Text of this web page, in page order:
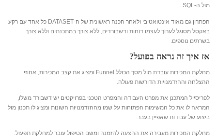
מול ה-SQL .
הפתרון גם מאוד אינטואטיבי ולאחר הכנה ראשונית של ה-DATASET כל אחד עם רקע
באקסל מסוגל לערוך לעצמו דוחות ודשבורדים, ללא צורך במתכנתים וללא צורך
בשרתים נוספים.
אז איך זה נראה בפועל?
מחלקת המכירות עובדת מול מסך הכולל Funnel ומציג את קצב המכירות, אחוזי
ההצלחה וההזדמנויות הדורשות פעולה.
לפריסייל המתכנן את מפרט העבודה והמפרט הטכני בפרויקטים יש דשבורד משלו,
המראה לו את כל המשימות הפתוחות על שמו מההזדמנויות השונות ומציג לו תכנון מול
ביצוע של עבודות שאפיין בעבר.
מחלקת המכירות מעבירה את ההצעה להזמנה ומשם הטיפול עובר למחלקת תפעול.